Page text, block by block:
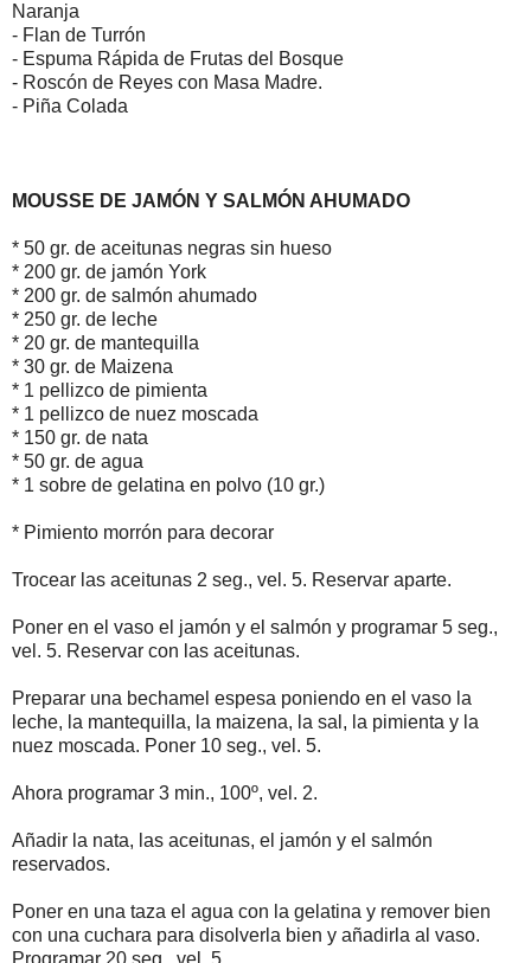
Naranja
- Flan de Turrón
- Espuma Rápida de Frutas del Bosque
- Roscón de Reyes con Masa Madre.
- Piña Colada
MOUSSE DE JAMÓN Y SALMÓN AHUMADO
* 50 gr. de aceitunas negras sin hueso
* 200 gr. de jamón York
* 200 gr. de salmón ahumado
* 250 gr. de leche
* 20 gr. de mantequilla
* 30 gr. de Maizena
* 1 pellizco de pimienta
* 1 pellizco de nuez moscada
* 150 gr. de nata
* 50 gr. de agua
* 1 sobre de gelatina en polvo (10 gr.)
* Pimiento morrón para decorar
Trocear las aceitunas 2 seg., vel. 5. Reservar aparte.
Poner en el vaso el jamón y el salmón y programar 5 seg.,
vel. 5. Reservar con las aceitunas.
Preparar una bechamel espesa poniendo en el vaso la
leche, la mantequilla, la maizena, la sal, la pimienta y la
nuez moscada. Poner 10 seg., vel. 5.
Ahora programar 3 min., 100º, vel. 2.
Añadir la nata, las aceitunas, el jamón y el salmón
reservados.
Poner en una taza el agua con la gelatina y remover bien
con una cuchara para disolverla bien y añadirla al vaso.